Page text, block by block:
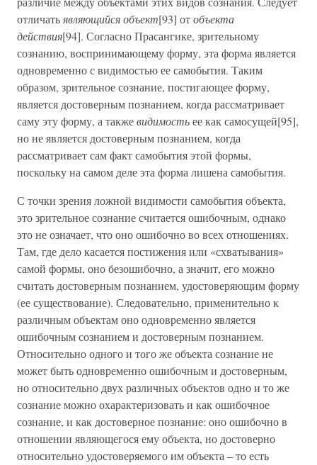
отличатьявляющийся объект[93] отобъекта
действия[94]. Согласно Прасангике, зрительному
сознанию, воспринимающему форму, эта форма является
одновременно с видимостью ее самобытия. Таким
образом, зрительное сознание, постигающее форму,
является достоверным познанием, когда рассматривает
саму эту форму, а такжевидимостьее как самосущей[95],
но не является достоверным познанием, когда
рассматривает сам факт самобытия этой формы,
поскольку на самом деле эта форма лишена самобытия.
С точки зрения ложной видимости самобытия объекта,
это зрительное сознание считается ошибочным, однако
это не означает, что оно ошибочно во всех отношениях.
Там, где дело касается постижения или «схватывания»
самой формы, оно безошибочно, а значит, его можно
считать достоверным познанием, удостоверяющим форму
(ее существование). Следовательно, применительно к
различным объектам оно одновременно является
ошибочным сознанием и достоверным познанием.
Относительно одного и того же объекта сознание не
может быть одновременно ошибочным и достоверным,
но относительно двух различных объектов одно и то же
сознание можно охарактеризовать и как ошибочное
сознание, и как достоверное познание: оно ошибочно в
отношении являющегося ему объекта, но достоверно
относительно удостоверяемого им объекта – то есть